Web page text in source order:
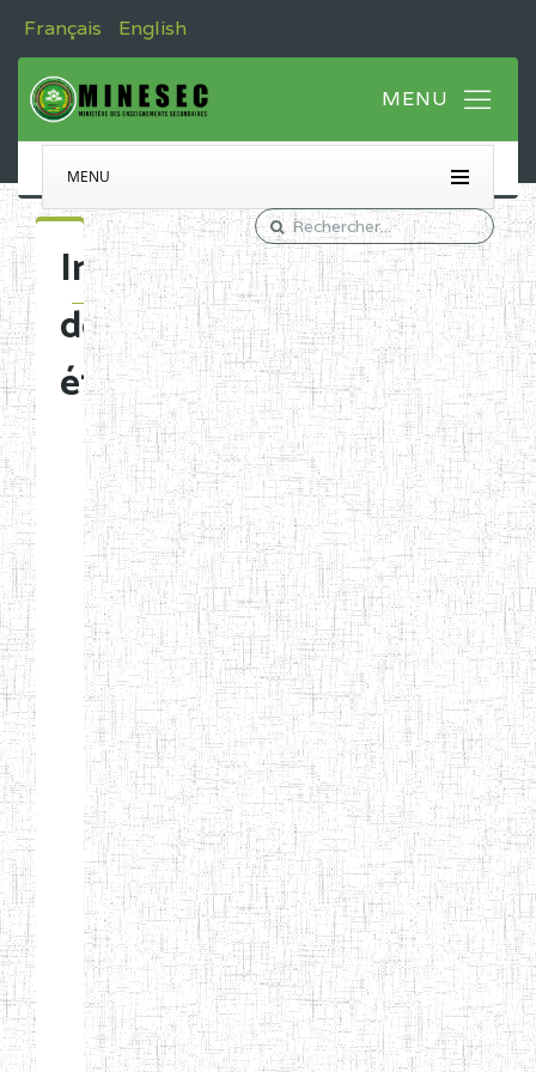
Français English
MENU
Immatriculation
des
établissements
Etablissements
d'enseignement
normal
ENI
Chercher:
Effacer les filtres
Denomination
Type